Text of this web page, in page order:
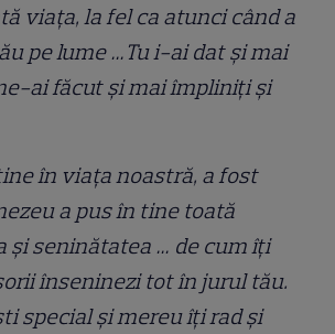
viața, la fel ca atunci când a
pe lume …Tu i-ai dat și mai
ai făcut și mai împliniți și
în viața noastră, a fost
a pus în tine toată
și seninătatea … de cum îți
înseninezi tot în jurul tău.
special și mereu îți rad și